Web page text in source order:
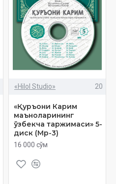
«Hilol Studio» 20
«Қуръони Карим
маъноларининг
ўзбекча таржимаси» 5-
диск (Мp-3)
16 000 сўм